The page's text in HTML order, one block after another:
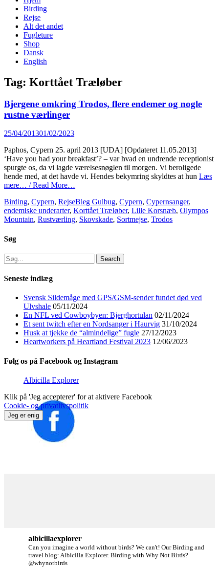
content
Birding
Rejse
Alt det andet
Fugleture
Shop
Dansk
English
Tag: Korttået Træløber
Bjergene omkring Trodos, flere endemer og nogle
rustne værlinger
Posted
25/04/201301/02/2023
Paphos, Cypern 25. april 2013 [UDA] [Opdateret 11.05.2013]
‘Have you had your breakfast’? – var hvad en undrende receptionist
spurgte os, da vi lagde værelsesnøglen til morgen. Vi beroligede
hende med, at det havde vi. Hendes bekymring skyldtes at hun Læs
mere… / Read More…
Categories
Birding, Cypern, RejseTags
Bleg Gulbug, Cypern, Cypernsanger,
endemiske underarter, Korttået Træløber, Lille Korsnæb, Olympos
Mountain, Rustværling, Skovskade, Sortmejse, Trodos
Søg
Search
for:
Seneste indlæg
Svensk Sildemåge med GPS/GSM-sender fundet død ved
Ulvshale 05/11/2024
En NFL ved Cowboybyen: Bjerghortulan 02/11/2024
Et sent twitch efter en Nordsanger i Haurvig 31/10/2024
Husk at tjekke de “almindelige” fugle 27/12/2023
Heartworkers på Heartland Festival 2023 12/06/2023
Følg os på Facebook og Instagram
Albicilla Explorer
Klik på 'Jeg accepterer' for at aktivere Facebook
Cookie- og privatlivspolitik
Jeg er enig
albicillaexplorer
Can you imagine a world without birds? We can't! Our Birding and
travel blog: Albicilla Explorer. Birding with Why Not Birds?
@whynotbirds